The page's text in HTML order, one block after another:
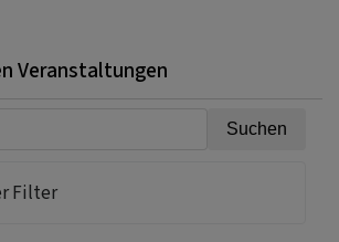
Veranstaltungen
Filter